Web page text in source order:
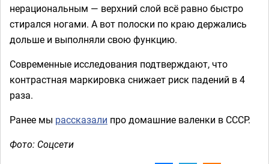
нерациональным — верхний слой всё равно быстро
стирался ногами. А вот полоски по краю держались
дольше и выполняли свою функцию.
Современные исследования подтверждают, что
контрастная маркировка снижает риск падений в 4
раза.
Ранее мы рассказали про домашние валенки в СССР.
Фото: Соцсети